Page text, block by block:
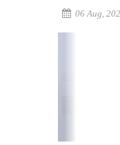
06 Aug,